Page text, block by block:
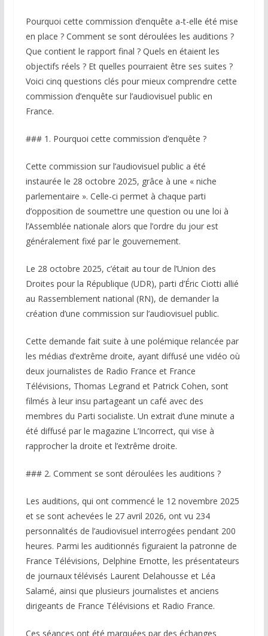
Pourquoi cette commission d’enquête a-t-elle été mise
en place ? Comment se sont déroulées les auditions ?
Que contient le rapport final ? Quels en étaient les
objectifs réels ? Et quelles pourraient être ses suites ?
Voici cinq questions clés pour mieux comprendre cette
commission d’enquête sur l’audiovisuel public en
France.
### 1. Pourquoi cette commission d’enquête ?
Cette commission sur l’audiovisuel public a été
instaurée le 28 octobre 2025, grâce à une « niche
parlementaire ». Celle-ci permet à chaque parti
d’opposition de soumettre une question ou une loi à
l’Assemblée nationale alors que l’ordre du jour est
généralement fixé par le gouvernement.
Le 28 octobre 2025, c’était au tour de l’Union des
Droites pour la République (UDR), parti d’Éric Ciotti allié
au Rassemblement national (RN), de demander la
création d’une commission sur l’audiovisuel public.
Cette demande fait suite à une polémique relancée par
les médias d’extrême droite, ayant diffusé une vidéo où
deux journalistes de Radio France et France
Télévisions, Thomas Legrand et Patrick Cohen, sont
filmés à leur insu partageant un café avec des
membres du Parti socialiste. Un extrait d’une minute a
été diffusé par le magazine L’Incorrect, qui vise à
rapprocher la droite et l’extrême droite.
### 2. Comment se sont déroulées les auditions ?
Les auditions, qui ont commencé le 12 novembre 2025
et se sont achevées le 27 avril 2026, ont vu 234
personnalités de l’audiovisuel interrogées pendant 200
heures. Parmi les auditionnés figuraient la patronne de
France Télévisions, Delphine Ernotte, les présentateurs
de journaux télévisés Laurent Delahousse et Léa
Salamé, ainsi que plusieurs journalistes et anciens
dirigeants de France Télévisions et Radio France.
Ces séances ont été marquées par des échanges